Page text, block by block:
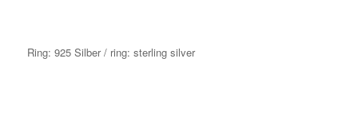
Ring: 925 Silber / ring: sterling silver